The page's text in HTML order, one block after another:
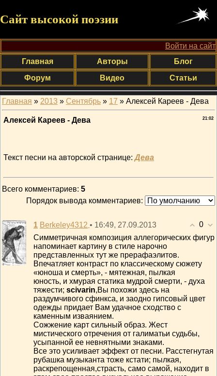
Сайт высокой поэзии
Войти на сайт
Главная
Авторы
Блог
Форум
Видео Статьи
Главная » 2013 » Сентябрь » 17 » Алексей Кареев - Дева
21:02
Алексей Кареев - Дева
Текст песни на авторской странице:Дева
Всего комментариев: 5
Порядок вывода комментариев:
0
1 Berkeley4312 • 16:49, 27.09.2013
Симметричная композиция аллегорических фигур
напоминает картину в стиле нарочно
представленных тут же прерафаэлитов.
Впечатляет контраст по классическому сюжету
«юноша и смерть», - мятежная, пылкая
юность, и хмурая статика мудрой смерти, - духа
тяжести; scivarin,Вы похожи здесь на
раздумчивого сфинкса, и заодно гипсовый цвет
одежды придает Вам удачное сходство с
каменным изваянием.
Сожжение карт сильный образ. Жест
мистического отречения от галиматьи судьбы,
усыпанной ее невнятными знаками.
Все это усиливает эффект от песни. Расстегнутая
рубашка музыканта тоже кстати; пылкая,
раскрепощенная,страсть, само самой, находит в